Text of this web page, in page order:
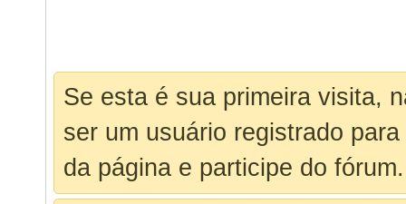
Se esta é sua primeira visita,
ser um usuário registrado
da página e participe do fórum.